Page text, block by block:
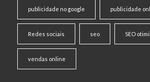
publicidade no google publicidade
Redes sociais seo SEO
vendas online